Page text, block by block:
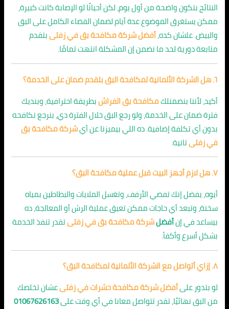
النتائج بتكون واضحة من أول يوم، لكن أحيانًا لو الإصابة كانت كبيرة،
ممكن يستغرق الموضوع عدة أيام لضمان القضاء الكامل على البق
والبيض. علشان كده،أفضل شركة مكافحة بق في زفتىبتقدم
متابعة دورية لحد ما نضمن إن المشكلة انتهت تمامًا.
٦. هل الشركة الألمانية لمكافحة البق بتقدم ضمان على الخدمة؟
أكيد، لأننا بنضمنلكمكافحة بق الفراشبطريقة احترافية، وبنديك
فترة ضمان على الخدمة، ولو رجع البق خلال الفترة دي، بنرجع نكافحه
بدون أي تكلفة إضافية. ده اللي بيميزنا عن أيشركة مكافحة بق
في زفتىتانية.
٧. هل لازم أجهز البيت قبل عملية مكافحة البق؟
أيوه، يفضل إنك تفضي الأرفف، وتغسل الملايات والبطاطين بمياه
سخنة، وتبعد أي حاجات ممكن تعيق عملية الرش أو المعالجة، ده
بيساعد في إنأفضلشركة مكافحة بق في زفتىتقدر تنفذ الخدمة
بشكل أسرع وأكفأ.
٨. إزاي أتواصل مع الشركة الألمانية لمكافحة البق؟
لو بتدور علىأفضل شركة مكافحة حشرات في زفتىعشان تخلصك
من البق نهائيًا، تقدر تتواصل معانا في أي وقت على01067626163